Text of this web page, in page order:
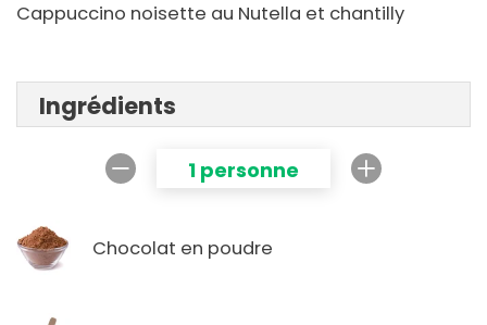
Cappuccino noisette au Nutella et chantilly
Ingrédients
1 personne
Chocolat en poudre